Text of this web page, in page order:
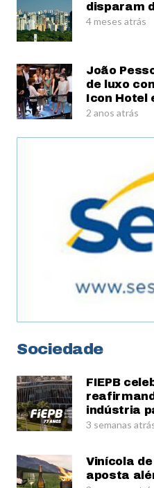
disparam
4 meses atrás
João
de luxo
Icon Hotel
2 anos atrás
Sociedade
FIEPB
indústria
3 semanas
Vinícola
aposta